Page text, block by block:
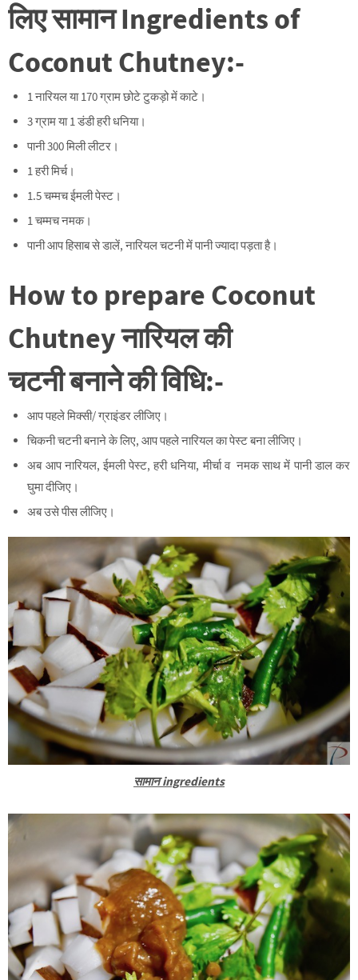
लिए सामानIngredients of
Coconut Chutney:-
1 नारियल या 170 ग्राम छोटे टुकड़ो में काटे।
3 ग्राम या 1 डंडी हरी धनिया।
पानी 300 मिली लीटर।
1 हरी मिर्च।
1.5 चम्मच ईमली पेस्ट।
1 चम्मच नमक।
पानी आप हिसाब से डालें, नारियल चटनी में पानी ज्यादा पड़ता है।
How to prepare Coconut
Chutney नारियल की
चटनी बनाने की विधि:-
आप पहले मिक्सी/ ग्राइंडर लीजिए।
चिकनी चटनी बनाने के लिए, आप पहले नारियल का पेस्ट बना लीजिए।
अब आप नारियल, ईमली पेस्ट, हरी धनिया, मीर्चा व नमक साथ में पानी डाल कर
घुमा दीजिए।
अब उसे पीस लीजिए।
सामान ingredients